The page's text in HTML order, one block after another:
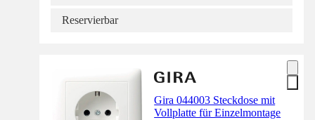
Reservierbar
Gira 044003 Steckdose mit
Vollplatte für Einzelmontage